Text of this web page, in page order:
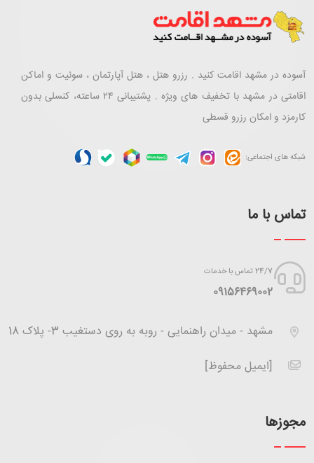
آسوده در مشهد اقامت کنید . رزرو هتل ، هتل آپارتمان ، سوئیت و اماکن
اقامتی در مشهد با تخفیف های ویژه . پشتیبانی ۲۴ ساعته، کنسلی بدون
کارمزد و امکان رزرو قسطی
شبکه های اجتماعی:
تماس با ما
24/7 تماس با خدمات
‪09156469002
مشهد - میدان راهنمایی - روبه به روی دستغیب 3- پلاک 18
[ایمیل محفوظ]
مجوزها